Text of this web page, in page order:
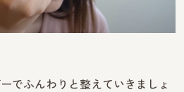
でふんわりと整えていきましょ